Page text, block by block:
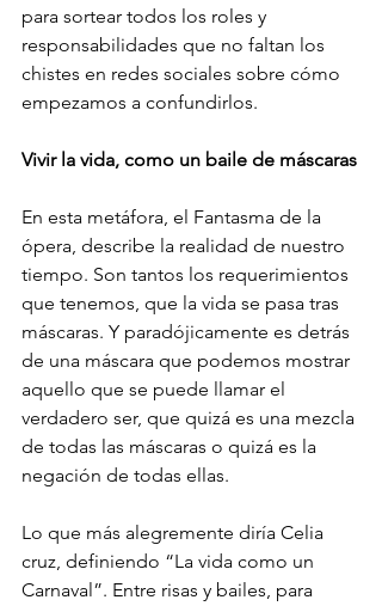
para sortear todos los roles y
responsabilidades que no faltan los
chistes en redes sociales sobre cómo
empezamos a confundirlos.
Vivir la vida, como un baile de máscaras
En esta metáfora, el Fantasma de la
ópera, describe la realidad de nuestro
tiempo. Son tantos los requerimientos
que tenemos, que la vida se pasa tras
máscaras. Y paradójicamente es detrás
de una máscara que podemos mostrar
aquello que se puede llamar el
verdadero ser, que quizá es una mezcla
de todas las máscaras o quizá es la
negación de todas ellas.
Lo que más alegremente diría Celia
cruz, definiendo “La vida como un
Carnaval”. Entre risas y bailes, para